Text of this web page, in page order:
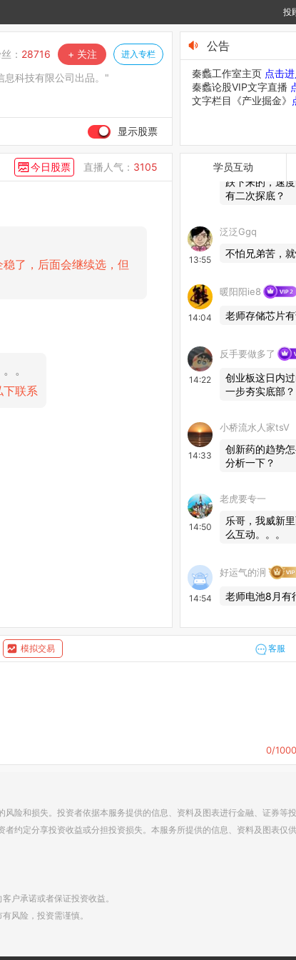
投
科技有限公司出品。"
进入专栏
+ 关注
： 28716
显示股票
今日股票 直播人气： 3105
一下？
的天下，大消费没戏
了，后面会继续选，但
。
下联系
公告
秦蠡工作室主页 点击
秦蠡论股VIP文字直播
文字栏目《产业掘金》
学员互动
13:55
不管南北方，
往
泛泛Ggq
榉树
老师，创业板日
跌下来的，速
有二次探底？
13:55
泛泛Ggq
不怕兄弟苦，
14:04
暖阳阳ie8
老师存储芯片
14:22
反手要做多了
创业板这日内
一步夯实底部？
14:33
小桥流水人家tsV
创新药的趋势
分析一下？
14:50
老虎要专一
乐哥，我威新
么互动。。。
14:54
好运气的泂
老师电池8月有
模拟交易 客服
0/1000
险和损失。投资者依据本服务提供的信息、资料及图表进行金融、证券等
约定分享投资收益或分担投资损失。本服务所提供的信息、资料及图表仅
户承诺或者保证投资收益。
风险，投资需谨慎。